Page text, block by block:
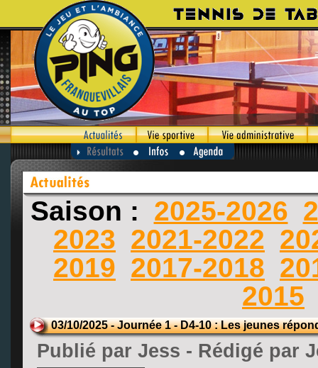
Saison : 2025-2026
2023 2021-2022
2019 2017-2018
2015
03/10/2025 - Journée 1 - D4-10 : Les jeunes
Publié par Jess - Rédigé par